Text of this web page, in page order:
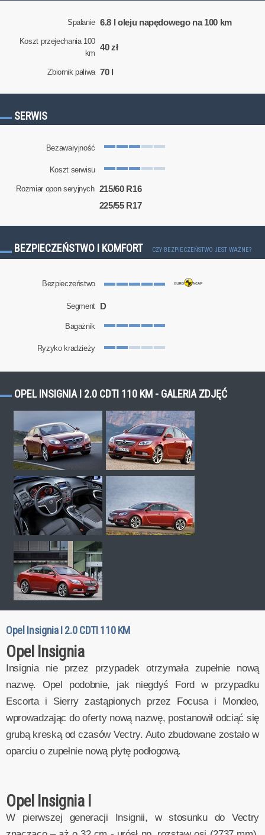
Spalanie 6.8 l oleju napędowego na 100 km
Koszt przejechania 100
km
40 zł
Zbiornik paliwa 70 l
SERWIS
Bezawaryjność
Koszt serwisu
Rozmiar opon seryjnych 215/60 R16
225/55 R17
BEZPIECZEŃSTWO I KOMFORT CZY BEZPIECZEŃSTWO JEST WAŻNE?
Bezpieczeństwo
Segment D
Bagażnik
Ryzyko kradzieży
OPEL INSIGNIA I 2.0 CDTI 110 KM - GALERIA ZDJĘĆ
Opel Insignia I 2.0 CDTI 110 KM
Opel Insignia
Insignia nie przez przypadek otrzymała zupełnie nową
nazwę. Opel podobnie, jak niegdyś Ford w przypadku
Escorta i Sierry zastąpionych przez Focusa i Mondeo,
wprowadzając do oferty nową nazwę, postanowił odciąć się
grubą kreską od czasów Vectry. Auto zbudowane zostało w
oparciu o zupełnie nową płytę podłogową.
Opel Insignia I
W pierwszej generacji Insignii, w stosunku do Vectry